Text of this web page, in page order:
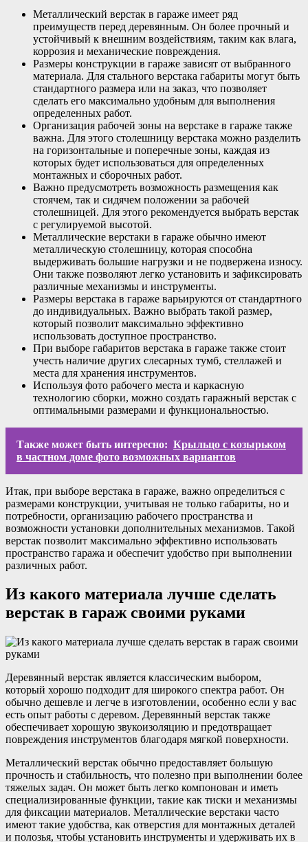
Металлический верстак в гараже имеет ряд
преимуществ перед деревянным. Он более прочный и
устойчивый к внешним воздействиям, таким как влага,
коррозия и механические повреждения.
Размеры конструкции в гараже зависят от выбранного
материала. Для стального верстака габариты могут быть
стандартного размера или на заказ, что позволяет
сделать его максимально удобным для выполнения
определенных работ.
Организация рабочей зоны на верстаке в гараже также
важна. Для этого столешницу верстака можно разделить
на горизонтальные и поперечные зоны, каждая из
которых будет использоваться для определенных
монтажных и сборочных работ.
Важно предусмотреть возможность размещения как
стоячем, так и сидячем положении за рабочей
столешницей. Для этого рекомендуется выбрать верстак
с регулируемой высотой.
Металлические верстаки в гараже обычно имеют
металлическую столешницу, которая способна
выдерживать большие нагрузки и не подвержена износу.
Они также позволяют легко установить и зафиксировать
различные механизмы и инструменты.
Размеры верстака в гараже варьируются от стандартного
до индивидуальных. Важно выбрать такой размер,
который позволит максимально эффективно
использовать доступное пространство.
При выборе габаритов верстака в гараже также стоит
учесть наличие других слесарных тумб, стеллажей и
места для хранения инструментов.
Используя фото рабочего места и каркасную
технологию сборки, можно создать гаражный верстак с
оптимальными размерами и функциональностью.
Также может быть интересно: Крыльцо с козырьком
в частном доме фото возможных вариантов
Итак, при выборе верстака в гараже, важно определиться с
размерами конструкции, учитывая не только габариты, но и
потребности, организацию рабочего пространства и
возможности установки дополнительных механизмов. Такой
верстак позволит максимально эффективно использовать
пространство гаража и обеспечит удобство при выполнении
различных работ.
Из какого материала лучше сделать
верстак в гараж своими руками
Деревянный верстак является классическим выбором,
который хорошо подходит для широкого спектра работ. Он
обычно дешевле и легче в изготовлении, особенно если у вас
есть опыт работы с деревом. Деревянный верстак также
обеспечивает хорошую звукоизоляцию и предотвращает
повреждения инструментов благодаря мягкой поверхности.
Металлический верстак обычно предоставляет большую
прочность и стабильность, что полезно при выполнении более
тяжелых задач. Он может быть легко компонован и иметь
специализированные функции, такие как тиски и механизмы
для фиксации материалов. Металлические верстаки часто
имеют такие удобства, как отверстия для монтажных деталей
и полозья, чтобы установить инструменты и удерживать их в